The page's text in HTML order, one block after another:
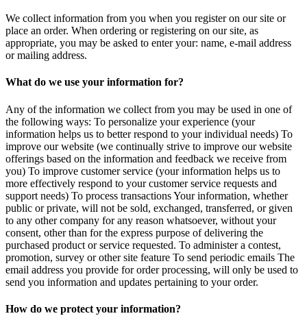
We collect information from you when you register on our site or
place an order. When ordering or registering on our site, as
appropriate, you may be asked to enter your: name, e-mail address
or mailing address.
What do we use your information for?
Any of the information we collect from you may be used in one of
the following ways: To personalize your experience (your
information helps us to better respond to your individual needs) To
improve our website (we continually strive to improve our website
offerings based on the information and feedback we receive from
you) To improve customer service (your information helps us to
more effectively respond to your customer service requests and
support needs) To process transactions Your information, whether
public or private, will not be sold, exchanged, transferred, or given
to any other company for any reason whatsoever, without your
consent, other than for the express purpose of delivering the
purchased product or service requested. To administer a contest,
promotion, survey or other site feature To send periodic emails The
email address you provide for order processing, will only be used to
send you information and updates pertaining to your order.
How do we protect your information?